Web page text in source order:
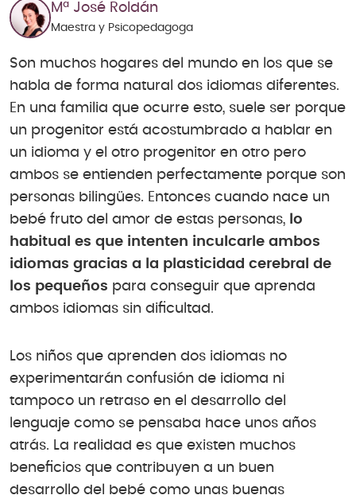
Mª José Roldán
Maestra y Psicopedagoga
Son muchos hogares del mundo en los que se
habla de forma natural dos idiomas diferentes.
En una familia que ocurre esto, suele ser porque
un progenitor está acostumbrado a hablar en
un idioma y el otro progenitor en otro pero
ambos se entienden perfectamente porque son
personas bilingües. Entonces cuando nace un
bebé fruto del amor de estas personas, lo
habitual es que intenten inculcarle ambos
idiomas gracias a la plasticidad cerebral de
los pequeños para conseguir que aprenda
ambos idiomas sin dificultad.
Los niños que aprenden dos idiomas no
experimentarán confusión de idioma ni
tampoco un retraso en el desarrollo del
lenguaje como se pensaba hace unos años
atrás. La realidad es que existen muchos
beneficios que contribuyen a un buen
desarrollo del bebé como unas buenas